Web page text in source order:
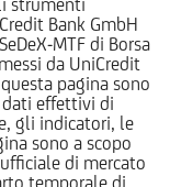
Bank GmbH
MTF di Borsa
da UniCredit
pagina sono
effettivi di
gli indicatori, le
sono a scopo
di mercato
temporale di